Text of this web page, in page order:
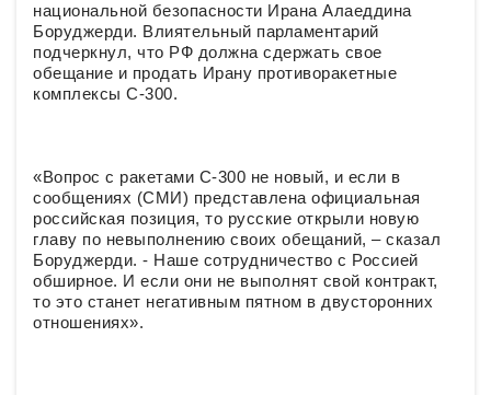
национальной безопасности Ирана Алаеддина
Боруджерди. Влиятельный парламентарий
подчеркнул, что РФ должна сдержать свое
обещание и продать Ирану противоракетные
комплексы С-300.
«Вопрос с ракетами С-300 не новый, и если в
сообщениях (СМИ) представлена официальная
российская позиция, то русские открыли новую
главу по невыполнению своих обещаний, – сказал
Боруджерди. - Наше сотрудничество с Россией
обширное. И если они не выполнят свой контракт,
то это станет негативным пятном в двусторонних
отношениях».